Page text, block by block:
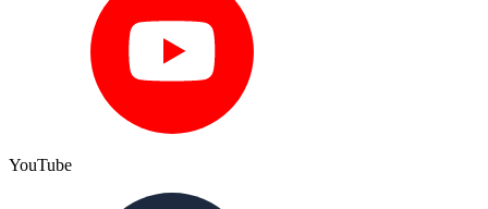
YouTube